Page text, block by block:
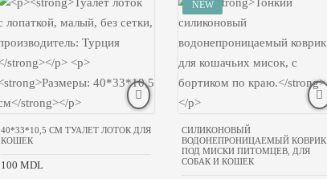
40*33*10,5 CM ТУАЛЕТ ЛОТОК ДЛЯ
КОШЕК
100 MDL
СИЛИКОНОВЫЙ
ВОДОНЕПРОНИЦАЕМЫЙ КОВРИК
ПОД МИСКИ ПИТОМЦЕВ, ДЛЯ
СОБАК И КОШЕК